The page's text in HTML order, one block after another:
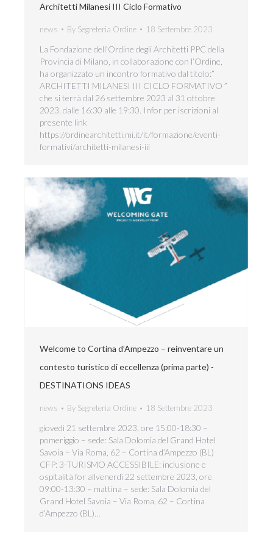
Architetti Milanesi III Ciclo Formativo
news By Segreteria Ordine 18 Settembre 2023
La Fondazione dell’Ordine degli Architetti PPC della
Provincia di Milano, in collaborazione con l’Ordine,
ha organizzato un incontro formativo dal titolo:”
ARCHITETTI MILANESI III CICLO FORMATIVO ”
che si terrà dal 26 settembre 2023 al 31 ottobre
2023, dalle 16:30 alle 19:30. Infor per iscrizioni al
presente link
https://ordinearchitetti.mi.it/it/formazione/eventi-
formativi/architetti-milanesi-iii
Welcome to Cortina d’Ampezzo – reinventare un
contesto turistico di eccellenza (prima parte) -
DESTINATIONS IDEAS
news By Segreteria Ordine 18 Settembre 2023
giovedì 21 settembre 2023, ore 15:00-18:30 –
pomeriggio – sede: Sala Dolomia del Grand Hotel
Savoia – Via Roma, 62 – Cortina d’Ampezzo (BL)
CFP: 3-TURISMO ACCESSIBILE: inclusione e
ospitalità for allvenerdì 22 settembre 2023, ore
09:00-13:30 – mattina – sede: Sala Dolomia del
Grand Hotel Savoia – Via Roma, 62 – Cortina
d’Ampezzo (BL)…